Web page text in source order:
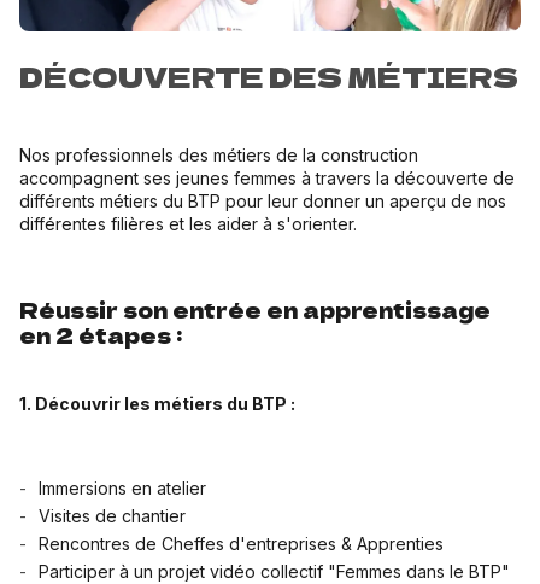
DÉCOUVERTE DES MÉTIERS
Nos professionnels des métiers de la construction
accompagnent ses jeunes femmes à travers la découverte de
différents métiers du BTP pour leur donner un aperçu de nos
différentes filières et les aider à s'orienter.
Réussir son entrée en apprentissage
en 2 étapes :
1. Découvrir les métiers du BTP :
Immersions en atelier
Visites de chantier
Rencontres de Cheffes d'entreprises & Apprenties
Participer à un projet vidéo collectif "Femmes dans le BTP"